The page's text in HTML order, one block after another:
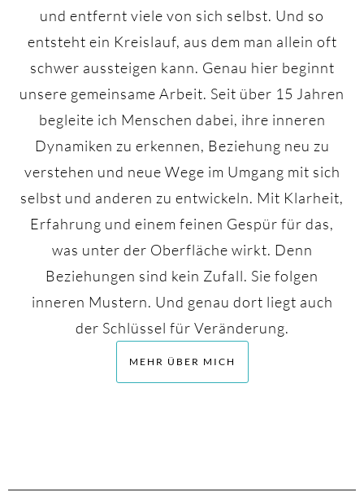
und entfernt viele von sich selbst. Und so
entsteht ein Kreislauf, aus dem man allein oft
schwer aussteigen kann. Genau hier beginnt
unsere gemeinsame Arbeit. Seit über 15 Jahren
begleite ich Menschen dabei, ihre inneren
Dynamiken zu erkennen, Beziehung neu zu
verstehen und neue Wege im Umgang mit sich
selbst und anderen zu entwickeln. Mit Klarheit,
Erfahrung und einem feinen Gespür für das,
was unter der Oberfläche wirkt. Denn
Beziehungen sind kein Zufall. Sie folgen
inneren Mustern. Und genau dort liegt auch
der Schlüssel für Veränderung.
MEHR ÜBER MICH